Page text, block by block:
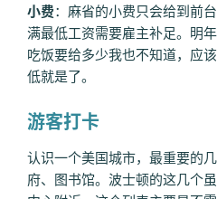
小费：麻省的小费只会给到前
满最低工资需要雇主补足。明年
吃饭要给多少我也不知道，应
低就是了。
游客打卡
认识一个美国城市，最重要的
府、图书馆。波士顿的这几个